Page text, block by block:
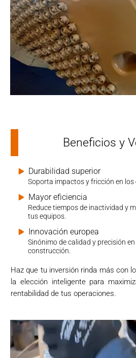
Beneficios y
Durabilidad superior
Soporta impactos y fricción en los
Mayor eficiencia
Reduce tiempos de inactividad y
tus equipos.
Innovación europea
Sinónimo de calidad y precisión
construcción.
Haz que tu inversión rinda más con
la elección inteligente para
rentabilidad de tus operaciones.